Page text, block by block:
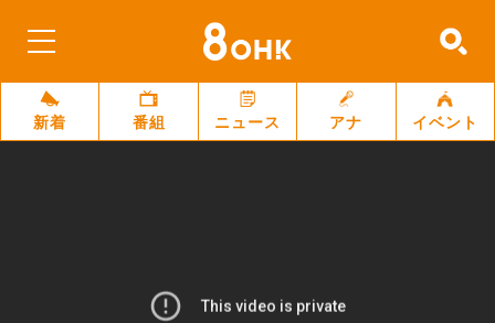
新着 番組 ニュース アナ イベント